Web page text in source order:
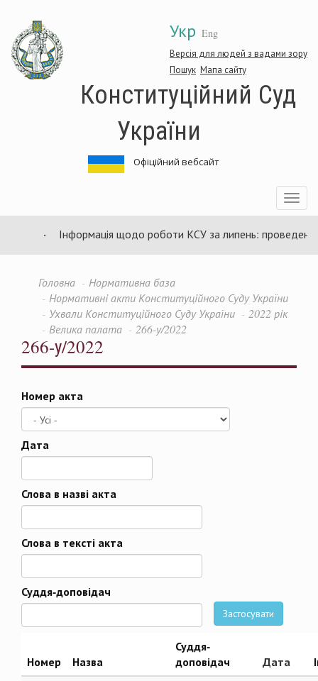
основного
матеріалу
Укр Eng
Версія для людей з вадами зору
Пошук Мапа сайту
Конституційний Суд
України
Офіційний вебсайт
Toggle
Інформація щодо роботи КСУ за липень: проведено
Головна
Нормативна база
Нормативні акти Конституційного Суду України
Ухвали Конституційного Суду України
2022 рік
Велика палата
266-у/2022
266-у/2022
Номер акта
Дата
Дата
Слова в назві акта
Слова в тексті акта
Суддя-доповідач
Застосувати
Номер Назва
Суддя-
доповідач
Дата